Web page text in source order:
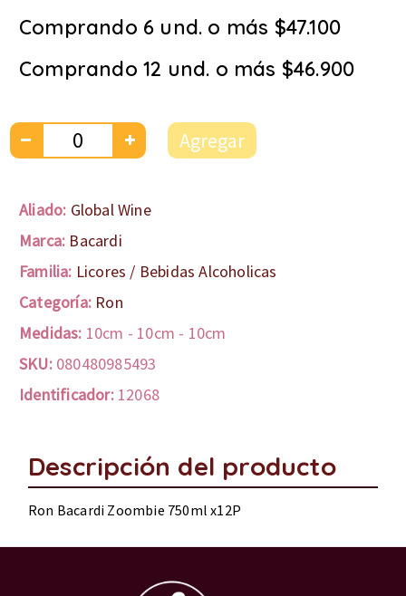
Comprando 6 und. o más $47.100
Comprando 12 und. o más $46.900
Agregar
Aliado: Global Wine
Marca: Bacardi
Familia: Licores / Bebidas Alcoholicas
Categoría: Ron
Medidas: 10cm - 10cm - 10cm
SKU: 080480985493
Identificador: 12068
Descripción del producto
Ron Bacardi Zoombie 750ml x12P